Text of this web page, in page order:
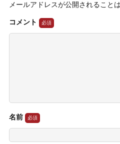
メールアドレスが公開されること
コメント
名前